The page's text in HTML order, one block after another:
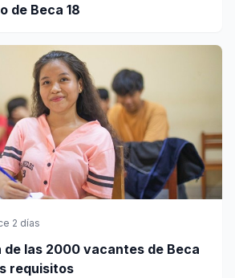
de Beca 18
2 días
de las 2000 vacantes de Beca
requisitos